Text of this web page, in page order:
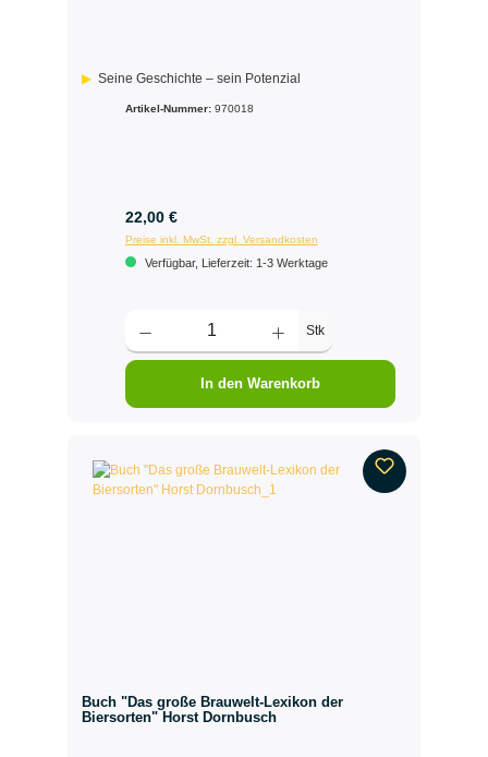
Seine Geschichte – sein Potenzial
Artikel-Nummer: 970018
22,00 €
Preise inkl. MwSt. zzgl. Versandkosten
Verfügbar, Lieferzeit: 1-3 Werktage
Stk
In den Warenkorb
Buch "Das große Brauwelt-Lexikon der
Biersorten" Horst Dornbusch